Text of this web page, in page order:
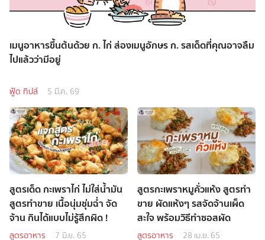
เมนูอาหารขึ้นต้นด้วย ก. ไก่ ส่องเมนูอักษร ก. รสเด็ดที่คุณอาจลืม
ไปแล้วว่ามีอยู่
ฟู้ด ทิปส์ 5 มี.ค. 69
สูตรเด็ด กะเพราไก่ ไม่ใส่น้ำมัน
สูตรทำขาย เนื้อนุ่มชุ่มฉ่ำ จัด
จ้าน กินได้แบบไม่รู้สึกผิด !
สูตรอาหาร 7 มิ.ย. 65
สูตรกะเพราหมูคั่วแห้ง สูตรทำ
ขาย ผัดแห้งๆ รสจัดจ้านเผ็ด
สะใจ พร้อมวิธีทำซอสผัด
สูตรอาหาร 28 เม.ย. 65